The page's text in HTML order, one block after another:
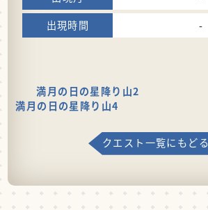
-
満月の日の星降り山2
満月の日の星降り山4
クエスト一覧にもどる